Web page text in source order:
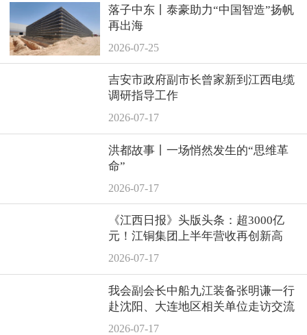
落子中东丨泰豪助力“中国智造”扬帆
再出海
2026-07-25
吉安市政府副市长曾家新到江西电缆
调研指导工作
2026-07-17
洪都故事丨一场悄然发生的“思维革
命”
2026-07-17
《江西日报》头版头条：超3000亿
元！江铜集团上半年营收再创新高
2026-07-17
我会副会长中船九江装备张明谦一行
赴沈阳、大连地区相关单位走访交流
2026-07-17